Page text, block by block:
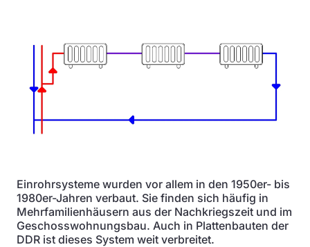
Einrohrsysteme wurden vor allem in den 1950er- bis
1980er-Jahren verbaut. Sie finden sich häufig in
Mehrfamilienhäusern aus der Nachkriegszeit und im
Geschosswohnungsbau. Auch in Plattenbauten der
DDR ist dieses System weit verbreitet.